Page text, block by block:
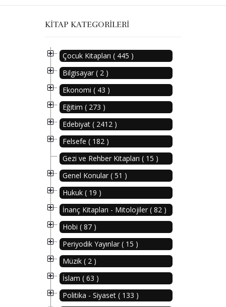
KITAP KATEGORILERI
Çocuk Kitapları ( 445 )
Bilgisayar ( 2 )
Ekonomi ( 43 )
Eğitim ( 273 )
Edebiyat ( 2412 )
Felsefe ( 182 )
Gezi ve Rehber Kitapları ( 15 )
Genel Konular ( 51 )
Hukuk ( 19 )
İnanç Kitapları - Mitolojiler ( 82 )
Hobi ( 87 )
Periyodik Yayınlar ( 15 )
Müzik ( 2 )
İslam ( 63 )
Politika - Siyaset ( 133 )